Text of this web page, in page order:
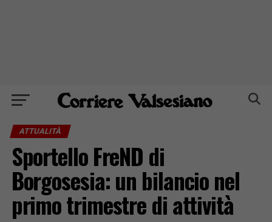
ATTUALITÀ
Sportello FreND di
Borgosesia: un bilancio nel
primo trimestre di attività